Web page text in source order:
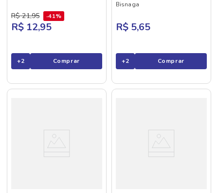
R$ 21,95 41%
R$ 12,95
+2 Comprar
Bisnaga
R$ 5,65
+2 Comprar